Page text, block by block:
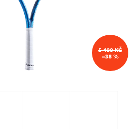
5 499 KČ
–38 %